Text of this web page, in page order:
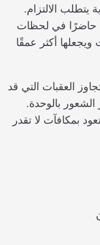
يتطلب الالتزام.
حاضرًا في لحظات
ويجعلها أكثر عمقًا
العقبات التي قد
بالوحدة.
بمكافآت لا تقدر